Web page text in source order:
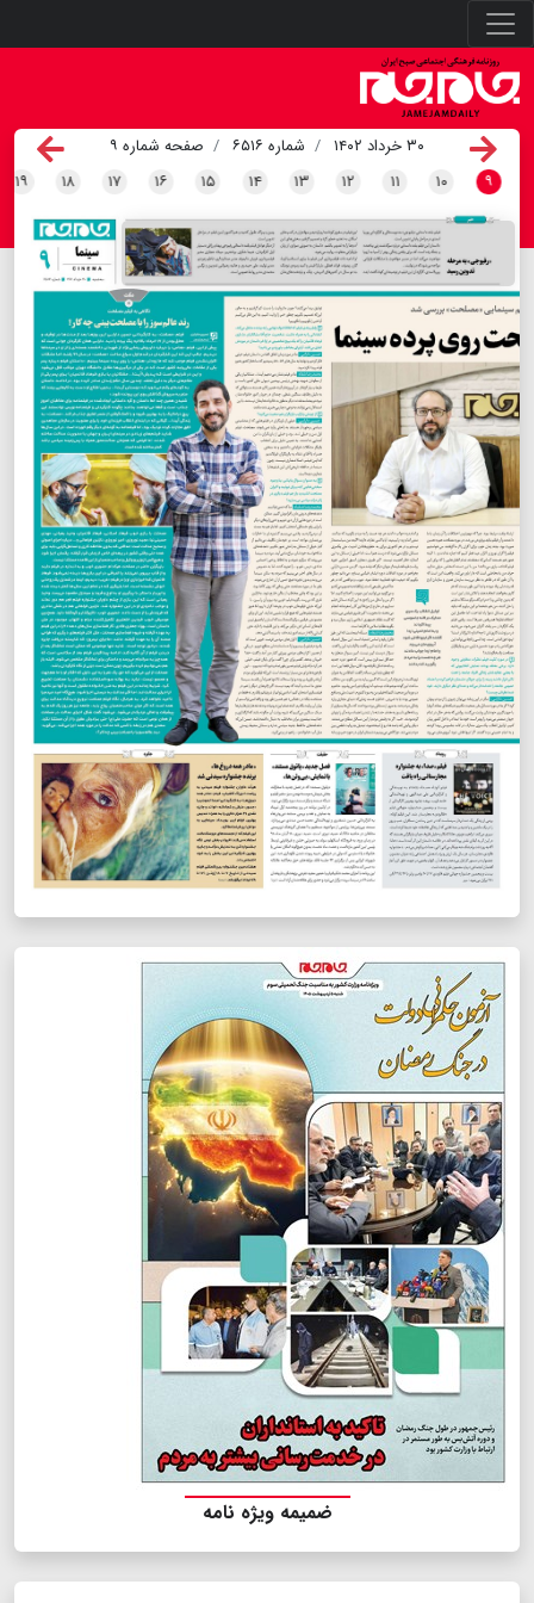
۳۰ خرداد ۱۴۰۲ شماره ۶۵۱۶
صفحه شماره ۹
۹ ۱۰ ۱۱ ۱۲ ۱۳ ۱۴ ۱۵ ۱۶ ۱۷ ۱۸ ۱۹
ضمیمه ویژه نامه